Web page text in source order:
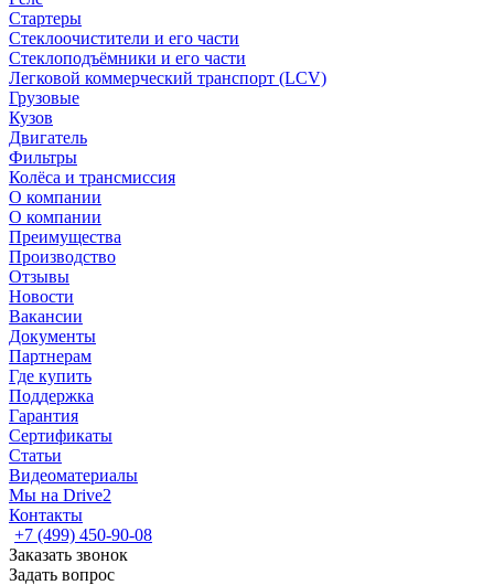
Стартеры
Стеклоочистители и его части
Стеклоподъёмники и его части
Легковой коммерческий транспорт (LCV)
Грузовые
Кузов
Двигатель
Фильтры
Колёса и трансмиссия
О компании
О компании
Преимущества
Производство
Отзывы
Новости
Вакансии
Документы
Партнерам
Где купить
Поддержка
Гарантия
Сертификаты
Статьи
Видеоматериалы
Мы на Drive2
Контакты
+7 (499) 450-90-08
Заказать звонок
Задать вопрос